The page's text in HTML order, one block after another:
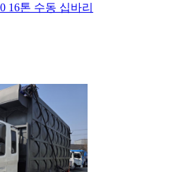
16톤 수동 십바리